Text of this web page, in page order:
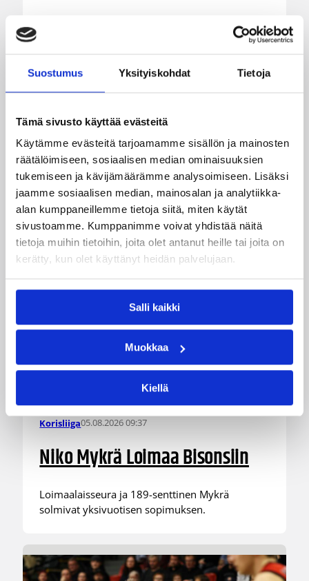
Suostumus Yksityiskohdat Tietoja
Tämä sivusto käyttää evästeitä
Käytämme evästeitä tarjoamamme sisällön ja mainosten
räätälöimiseen, sosiaalisen median ominaisuuksien
tukemiseen ja kävijämäärämme analysoimiseen. Lisäksi
jaamme sosiaalisen median, mainosalan ja analytiikka-
alan kumppaneillemme tietoja siitä, miten käytät
sivustoamme. Kumppanimme voivat yhdistää näitä
tietoja muihin tietoihin, joita olet antanut heille tai joita on
kerätty, kun olet käyttänyt heidän palvelujaan.
Salli kaikki
Muokkaa
Kiellä
kokemusta kokoonpanoonsa
kahden pelaajan edestä
kahdella tuoreella kasvolla. Joukkue on tehnyt
tulevan kauden mittaiset sopimukset viime
kaudella Saksan ProA-sarjan Karlsruhe Lionsia
edustaneen 26-vuotiaan yhdysvaltalaislaituri
Tyrese Williamsin sekä viime kaudella Kouvoja
edustaneen 32-vuotiaan Timi Puittisen kanssa.
Korisliiga05.08.2026 09:37
Niko Mykrä Loimaa Bisonsiin
Loimaalaisseura ja 189-senttinen Mykrä
solmivat yksivuotisen sopimuksen.